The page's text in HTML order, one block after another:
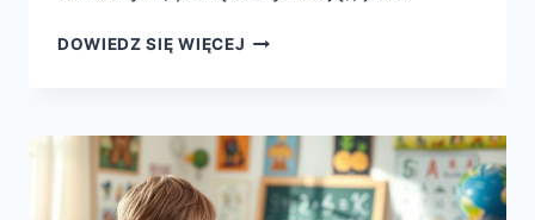
DOWIEDZ SIĘ WIĘCEJ PSYCHOTRAUMATOLOGIA